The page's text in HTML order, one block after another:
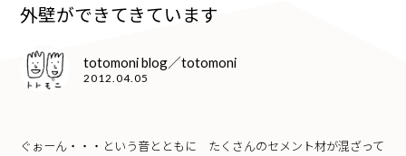
外壁ができてきています
totomoni blog／totomoni
2012.04.05
ぐぉーん・・・という音とともに たくさんのセメント材が混ざって